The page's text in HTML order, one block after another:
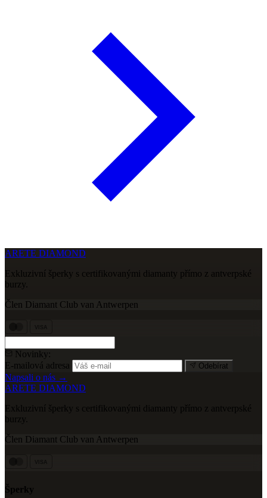
ARETE DIAMOND
Exkluzivní šperky s certifikovanými diamanty přímo z antverpské
burzy.
Člen Diamant Club van Antwerpen
Novinky:
E-mailová adresa
Odebírat
Napsali o nás →
ARETE DIAMOND
Exkluzivní šperky s certifikovanými diamanty přímo z antverpské
burzy.
Člen Diamant Club van Antwerpen
Šperky